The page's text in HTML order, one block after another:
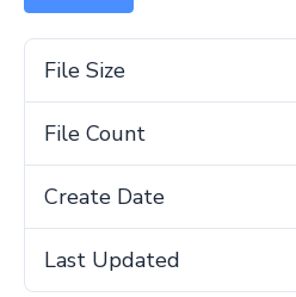
File Size
File Count
Create Date
Last Updated